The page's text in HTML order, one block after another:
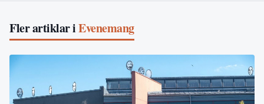
Fler artiklar iEvenemang